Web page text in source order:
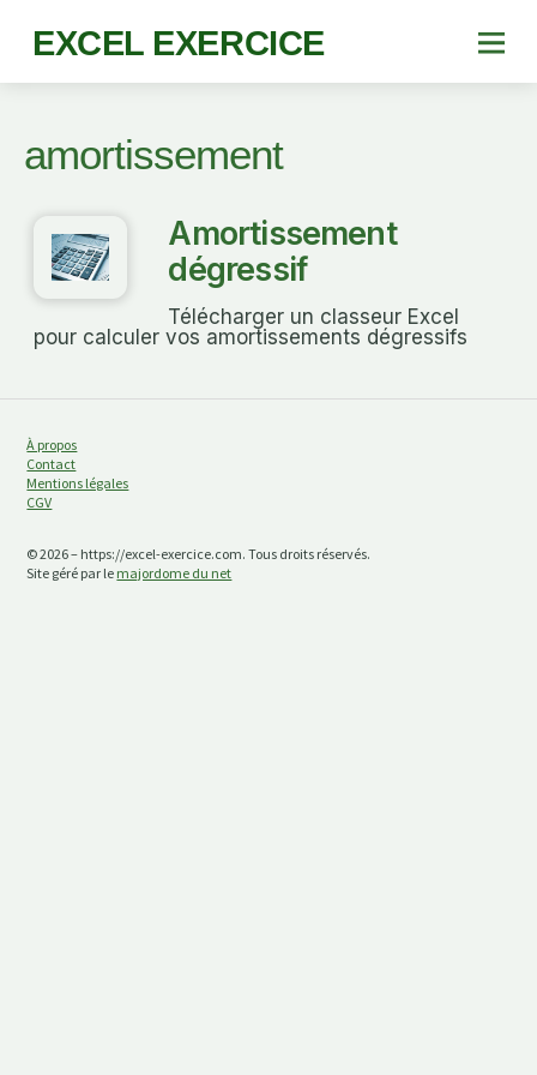
EXCEL EXERCICE
amortissement
Amortissement
dégressif
Télécharger un classeur Excel
pour calculer vos amortissements dégressifs
À propos
Contact
Mentions légales
CGV
© 2026 – https://excel-exercice.com. Tous droits réservés.
Site géré par le majordome du net